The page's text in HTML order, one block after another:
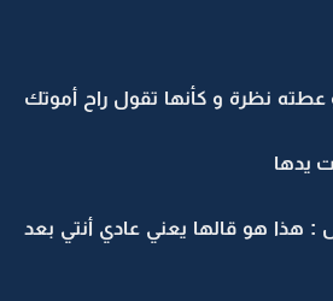
نظرة و كأنها تقول راح أموتك
يدها
هو قالها يعني عادي أنتي بعد